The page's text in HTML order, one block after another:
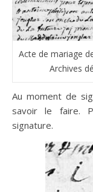
Acte de mariage
Archives
Au moment de
savoir le faire.
signature.